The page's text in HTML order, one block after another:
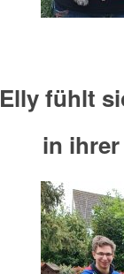
Elly fühlt
in